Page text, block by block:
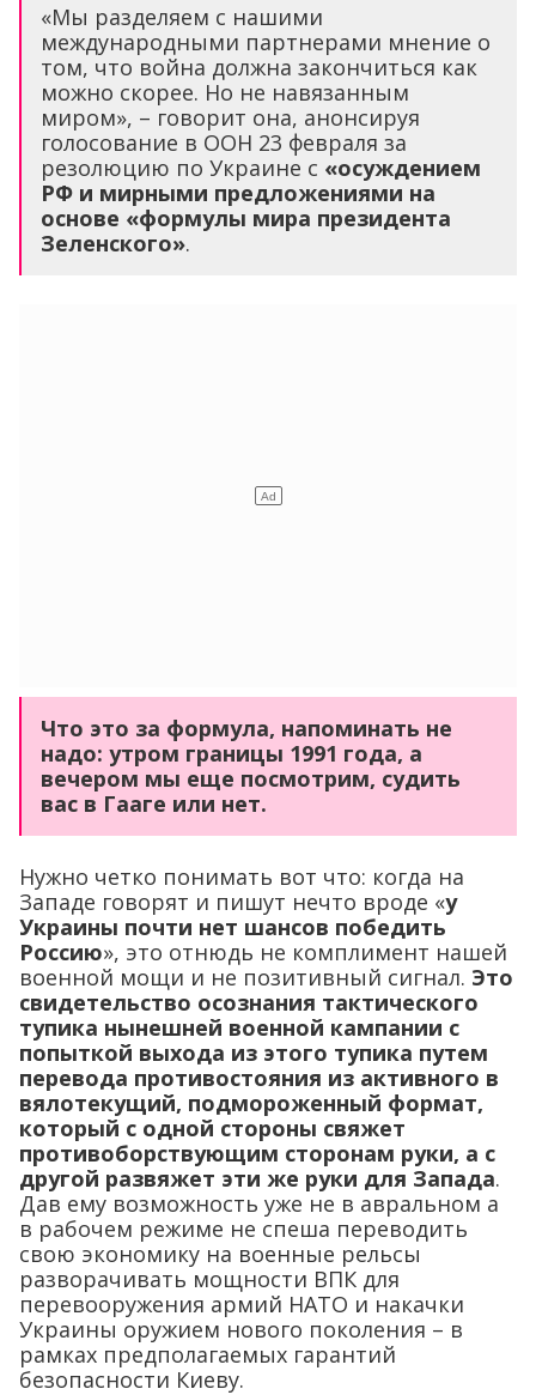
«Мы разделяем с нашими
международными партнерами мнение о
том, что война должна закончиться как
можно скорее. Но не навязанным
миром», – говорит она, анонсируя
голосование в ООН 23 февраля за
резолюцию по Украине с «осуждением
РФ и мирными предложениями на
основе «формулы мира президента
Зеленского».
Что это за формула, напоминать не
надо: утром границы 1991 года, а
вечером мы еще посмотрим, судить
вас в Гааге или нет.
Нужно четко понимать вот что: когда на
Западе говорят и пишут нечто вроде «у
Украины почти нет шансов победить
Россию», это отнюдь не комплимент нашей
военной мощи и не позитивный сигнал. Это
свидетельство осознания тактического
тупика нынешней военной кампании с
попыткой выхода из этого тупика путем
перевода противостояния из активного в
вялотекущий, подмороженный формат,
который с одной стороны свяжет
противоборствующим сторонам руки, а с
другой развяжет эти же руки для Запада.
Дав ему возможность уже не в авральном а
в рабочем режиме не спеша переводить
свою экономику на военные рельсы
разворачивать мощности ВПК для
перевооружения армий НАТО и накачки
Украины оружием нового поколения – в
рамках предполагаемых гарантий
безопасности Киеву.